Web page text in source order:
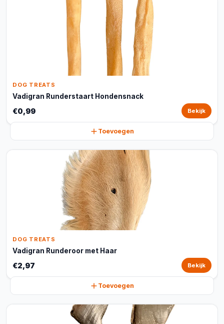
DOG TREATS
Vadigran Runderstaart Hondensnack
€0,99 Bekijk
Toevoegen
DOG TREATS
Vadigran Runderoor met Haar
€2,97 Bekijk
Toevoegen